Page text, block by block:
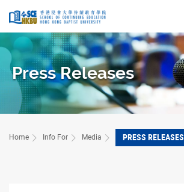
content
start
Press Releases
Home Info For Media PRESS RELEASES